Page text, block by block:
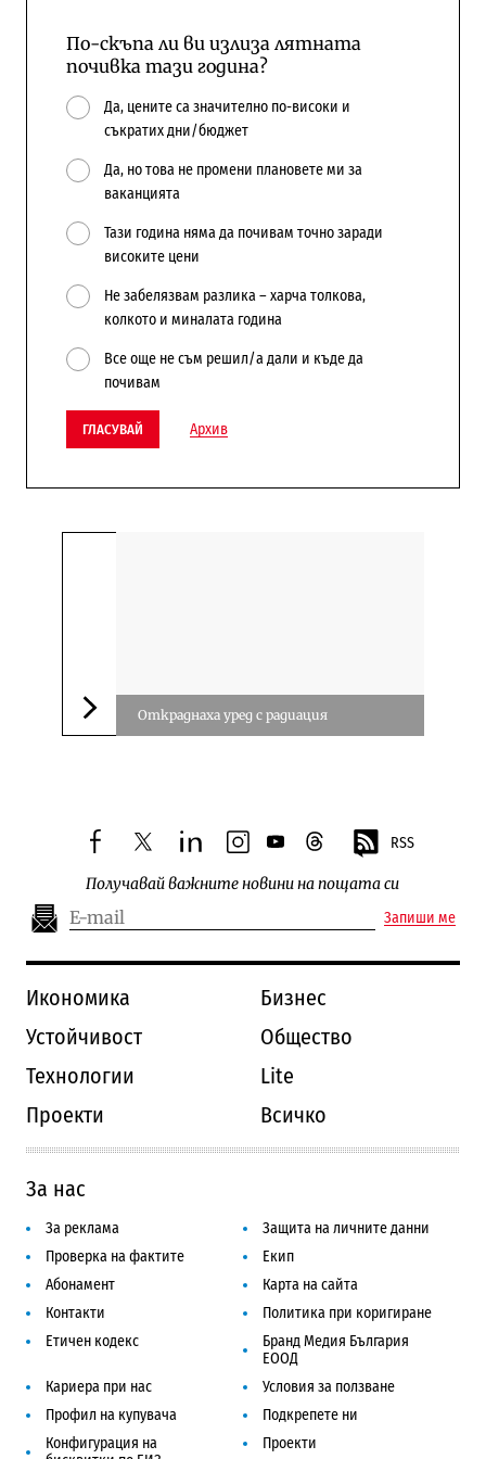
По-скъпа ли ви излиза лятната
почивка тази година?
Да, цените са значително по-високи и
съкратих дни/бюджет
Да, но това не промени плановете ми за
ваканцията
Тази година няма да почивам точно заради
високите цени
Не забелязвам разлика – харча толкова,
колкото и миналата година
Все още не съм решил/а дали и къде да
почивам
ГЛАСУВАЙ Архив
Следваща новина
Откраднаха уред с радиация
facebooktwitterlinkedininstagram
youtubethreads RSS
Получавай важните новини на пощата си
Запиши ме
Икономика
Бизнес
Устойчивост
Общество
Технологии
Lite
Проекти
Всичко
За нас
За реклама
Защита на личните данни
Проверка на фактите
Екип
Абонамент
Карта на сайта
Контакти
Политика при коригиране
Етичен кодекс
Бранд Медия България
ЕООД
Кариера при нас
Условия за ползване
Профил на купувача
Подкрепете ни
Конфигурация на
Проекти